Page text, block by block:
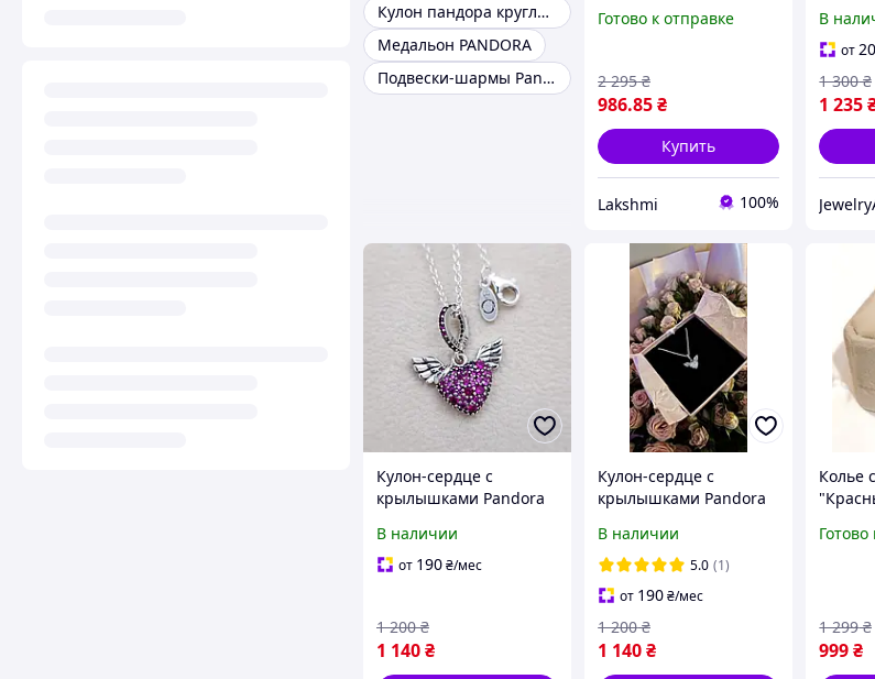
Кулон пандора круглый
Медальон PANDORA
Подвески-шармы Pandora
Готово к отправке
986.85₴
2 295 ₴
Купить
Lakshmi 100%
В
от
1 235
1 300 ₴
Кулон-сердце с
крылышками Pandora
В наличии
от 190₴/мес
1 140₴
1 200 ₴
Кулон-сердце с
крылышками Pandora
В наличии
5.0 (1)
от 190₴/мес
1 140₴
1 200 ₴
Колье
999₴
1 299 ₴